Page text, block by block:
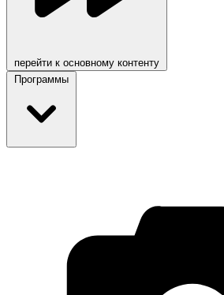
перейти к основному контенту
Программы